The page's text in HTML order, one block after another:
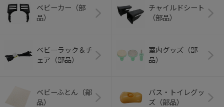
ベビーカー（部
品）
チャイルドシート
（部品）
ベビーラック＆チ
ェア（部品）
室内グッズ（部
品）
ベビーふとん（部
品）
バス・トイレグッ
ズ（部品）